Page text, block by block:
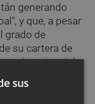
generando
y que, a pesar
grado de
su cartera de
potencial
en nuevos
sus